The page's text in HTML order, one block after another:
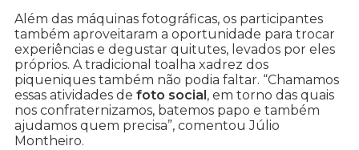
Além das máquinas fotográficas, os participantes
também aproveitaram a oportunidade para trocar
experiências e degustar quitutes, levados por eles
próprios. A tradicional toalha xadrez dos
piqueniques também não podia faltar. “Chamamos
essas atividades de foto social, em torno das quais
nos confraternizamos, batemos papo e também
ajudamos quem precisa”, comentou Júlio
Montheiro.